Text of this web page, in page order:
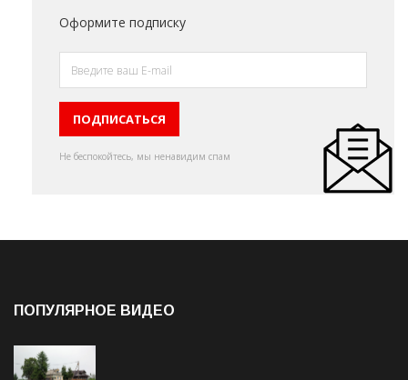
Оформите подписку
Не беспокойтесь, мы ненавидим спам
ПОПУЛЯРНОЕ ВИДЕО